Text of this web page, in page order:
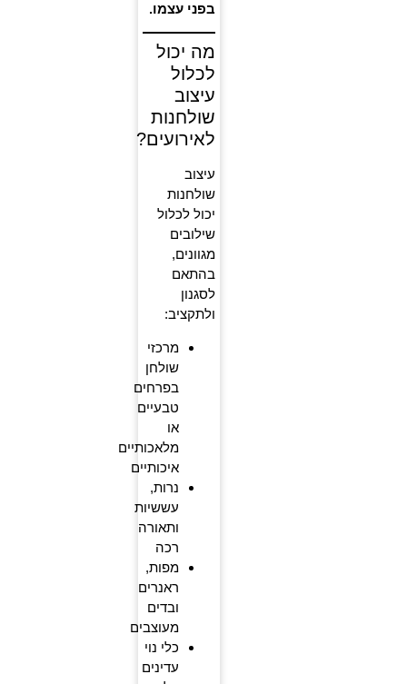
בפני עצמו.
מה יכול
לכלול
עיצוב
שולחנות
לאירועים?
עיצוב
שולחנות
יכול לכלול
שילובים
מגוונים,
בהתאם
לסגנון
ולתקציב:
מרכזי
שולחן
בפרחים
טבעיים
או
מלאכותיים
איכותיים
נרות,
עששיות
ותאורה
רכה
מפות,
ראנרים
ובדים
מעוצבים
כלי נוי
עדינים